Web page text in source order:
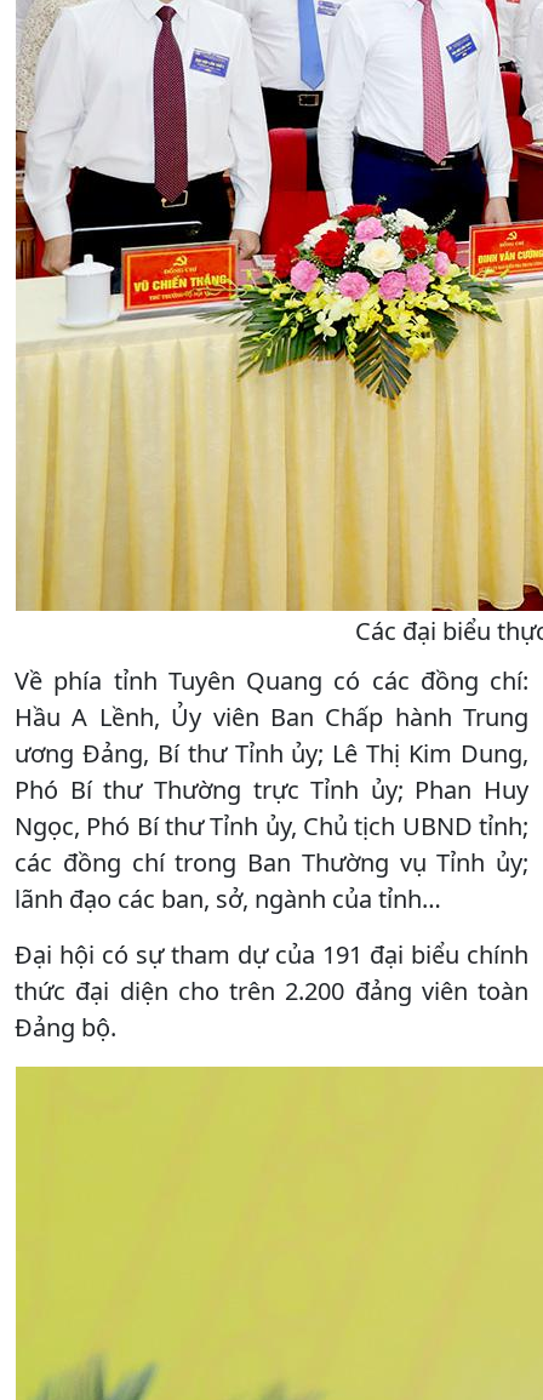
Các đại biểu
Về phía tỉnh Tuyên Quang có các đồng chí:
Hầu A Lềnh, Ủy viên Ban Chấp hành Trung
ương Đảng, Bí thư Tỉnh ủy; Lê Thị Kim Dung,
Phó Bí thư Thường trực Tỉnh ủy; Phan Huy
Ngọc, Phó Bí thư Tỉnh ủy, Chủ tịch UBND tỉnh;
các đồng chí trong Ban Thường vụ Tỉnh ủy;
lãnh đạo các ban, sở, ngành của tỉnh…
Đại hội có sự tham dự của 191 đại biểu chính
thức đại diện cho trên 2.200 đảng viên toàn
Đảng bộ.